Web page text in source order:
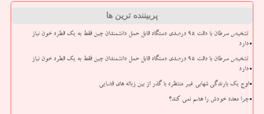
پربیننده ترین ها
تشخیص سرطان با دقت ۹۵ درصدی دستگاه قابل حمل دانشمندان چین فقط به یک قطره خون نیاز
دارد
تشخیص سرطان با دقت ۹۵ درصدی دستگاه قابل حمل دانشمندان چین فقط به یک قطره خون نیاز
دارد
اوج یک بارندگی شهابی غیر منتظره با گذر از بین زباله های فضایی
چرا معده خودش را هضم نمی کند؟